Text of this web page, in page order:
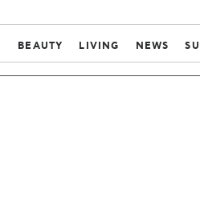
BEAUTY LIVING NEWS